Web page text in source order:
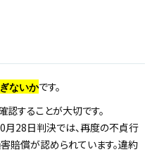
ないかです。
することが大切です。
28日判決では、再度の不貞行
賠償が認められています。違約